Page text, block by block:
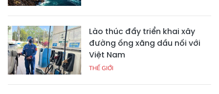
Lào thúc đẩy triển khai xây
đường ống xăng dầu nối với
Việt Nam
THẾ GIỚI